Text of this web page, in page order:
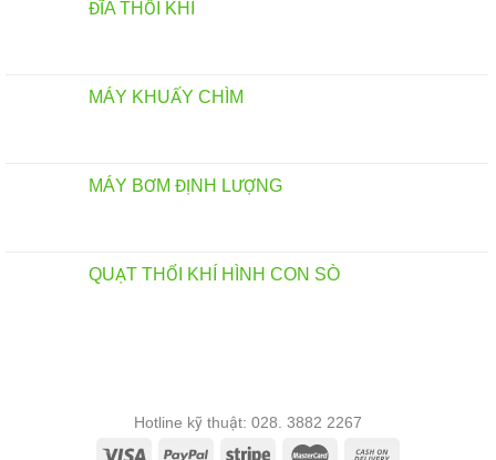
ĐĨA THỔI KHÍ
MÁY KHUẤY CHÌM
MÁY BƠM ĐỊNH LƯỢNG
QUẠT THỔI KHÍ HÌNH CON SÒ
Hotline kỹ thuật: 028. 3882 2267